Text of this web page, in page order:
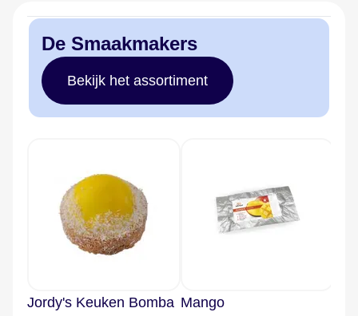
De Smaakmakers
Bekijk het assortiment
Jordy's Keuken Bomba Mango